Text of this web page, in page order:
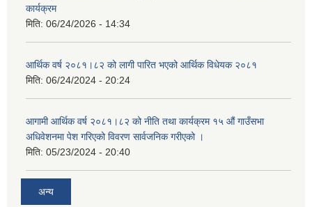
कार्यक्रम
मिति: 06/24/2026 - 14:34
आर्थिक वर्ष २०८१।८२ को लागी पारित भएको आर्थिक विधेयक २०८१
मिति: 06/24/2024 - 20:24
आगामी आर्थिक वर्ष २०८१।८२ को नीति तथा कार्यक्रम १५ औं गाउँसभा
अधिवेशनमा पेश गरिएको विवरण सार्वजनिक गरीएको ।
मिति: 05/23/2024 - 20:40
अन्य